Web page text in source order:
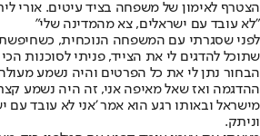
הצטרף לאימון של משפחה בציד עיטים. אורי
"לא עובד עם ישראלים, צא מהמדינה שלי"
לפני שסגרתי עם המשפחה הנוכחית,
שתוכל להדגים לי את הצייד, פניתי לסוכנות
הבחור נתן לי את כל הפרטים והיה נשמע
ההדגמה ואז שאל מאיפה אני, זה היה נשמע
מישראל ובאותו רגע הוא אמר 'אני לא עובד עם
וניתק.